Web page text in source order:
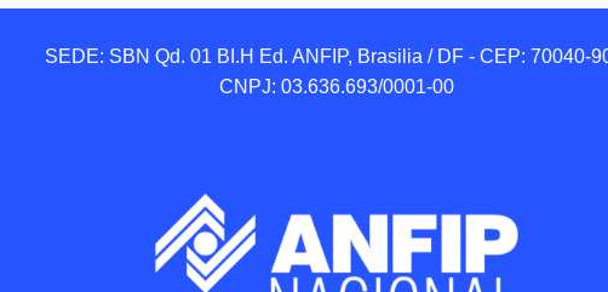
SEDE: SBN Qd. 01 BI.H Ed. ANFIP, Brasilia / DF - CEP: 70040-
CNPJ: 03.636.693/0001-00